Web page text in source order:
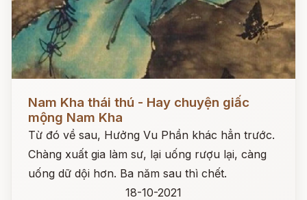
Nam Kha thái thú - Hay chuyện giấc
mộng Nam Kha
Từ đó về sau, Hưởng Vu Phần khác hẳn trước.
Chàng xuất gia làm sư, lại uống rượu lại, càng
uống dữ dội hơn. Ba năm sau thì chết.
18-10-2021